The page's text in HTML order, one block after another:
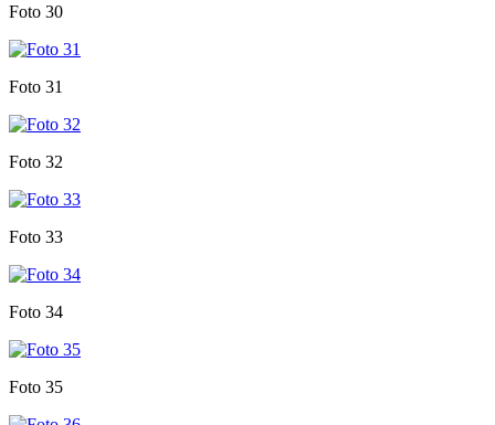
Foto 30
Foto 31
Foto 32
Foto 33
Foto 34
Foto 35